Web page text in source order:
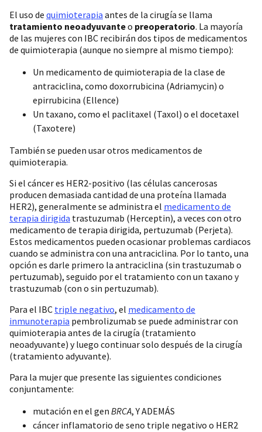
El uso de quimioterapia antes de la cirugía se llama
tratamiento neoadyuvanteo preoperatorio. La mayoría
de las mujeres con IBC recibirán dos tipos de medicamentos
de quimioterapia (aunque no siempre al mismo tiempo):
Un medicamento de quimioterapia de la clase de
antraciclina, como doxorrubicina (Adriamycin) o
epirrubicina (Ellence)
Un taxano, como el paclitaxel (Taxol) o el docetaxel
(Taxotere)
También se pueden usar otros medicamentos de
quimioterapia.
Si el cáncer es HER2-positivo (las células cancerosas
producen demasiada cantidad de una proteína llamada
HER2), generalmente se administra el medicamento de
terapia dirigida trastuzumab (Herceptin), a veces con otro
medicamento de terapia dirigida, pertuzumab (Perjeta).
Estos medicamentos pueden ocasionar problemas cardiacos
cuando se administra con una antraciclina. Por lo tanto, una
opción es darle primero la antraciclina (sin trastuzumab o
pertuzumab), seguido por el tratamiento con un taxano y
trastuzumab (con o sin pertuzumab).
Para el IBC triple negativo, el medicamento de
inmunoterapia pembrolizumab se puede administrar con
quimioterapia antes de la cirugía (tratamiento
neoadyuvante) y luego continuar solo después de la cirugía
(tratamiento adyuvante).
Para la mujer que presente las siguientes condiciones
conjuntamente:
mutación en el gen BRCA, Y ADEMÁS
cáncer inflamatorio de seno triple negativo o HER2